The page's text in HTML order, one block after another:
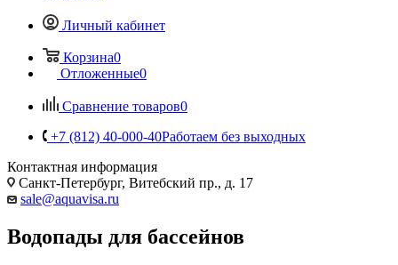
Личный кабинет
Корзина0
Отложенные0
Сравнение товаров0
+7 (812) 40-000-40Работаем без выходных
Контактная информация
Санкт-Петербург, Витебский пр., д. 17
sale@aquavisa.ru
Водопады для бассейнов